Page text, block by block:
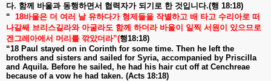
다. 함께 바울과 동행하면서 협력자가 되기로 한 것입니다.(행 18:18)
“ 18바울은 더 여러 날 유하다가 형제들을 작별하고 배 타고 수리아로 떠
나갈쌔 브리스길라와 아굴라도 함께 하더라 바울이 일찍 서원이
있으므로
겐그레아에서 머리를 깎았더라”(행18:18)
“18 Paul stayed on in Corinth for some time. Then he left the
brothers and sisters and sailed for Syria, accompanied by Priscilla
and Aquila. Before he sailed, he had his hair cut off at Cenchreae
because of a vow he had taken. (Acts 18:18)